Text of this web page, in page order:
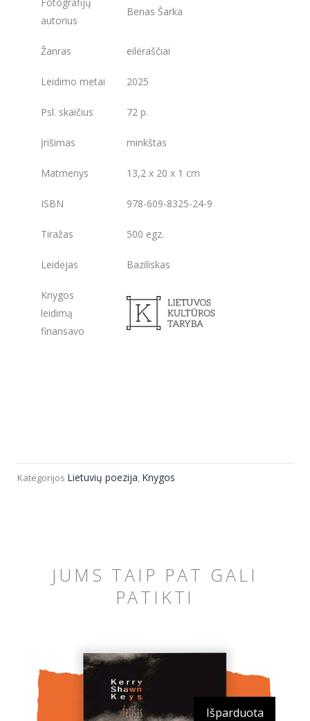
autorius
Benas Šarka
Žanras eilėraščiai
Leidimo metai 2025
Psl. skaičius 72 p.
Įrišimas minkštas
Matmenys 13,2 x 20 x 1 cm
ISBN 978-609-8325-24-9
Tiražas 500 egz.
Leidėjas Baziliskas
Knygos
leidimą
finansavo
Kategorijos Lietuvių poezija Knygos
JUMS TAIP PAT GALI
PATIKTI
Išparduota